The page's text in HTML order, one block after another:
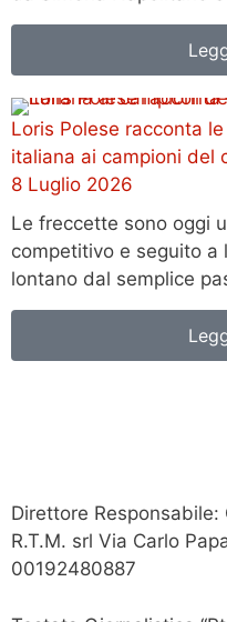
Loris Polese racconta
italiana ai campioni del
8 Luglio 2026
Le freccette sono oggi
competitivo e seguito a
lontano dal semplice
Direttore Responsabile:
R.T.M. srl Via Carlo
00192480887